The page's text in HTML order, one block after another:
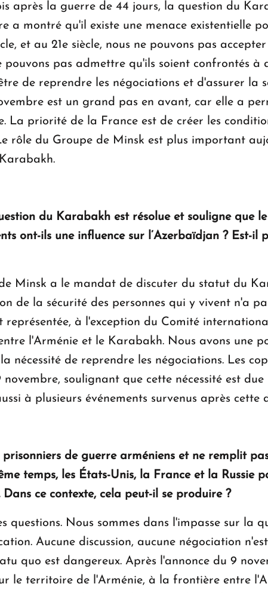
après la guerre de 44 jours, la question du
a montré qu'il existe une menace existentielle
et au 21e siècle, nous ne pouvons pas
pas admettre qu'ils soient confrontés à
de reprendre les négociations et d'assurer la
est un grand pas en avant, car elle a
La priorité de la France est de créer les
rôle du Groupe de Minsk est plus important
du Karabakh est résolue et souligne que
ont-ils une influence sur l’Azerbaïdjan ? Est-il
Minsk a le mandat de discuter du statut du
de la sécurité des personnes qui y vivent n'a
à l'exception du Comité
l'Arménie et le Karabakh. Nous avons une
nécessité de reprendre les négociations. Les
soulignant que cette nécessité est
à plusieurs événements survenus après cette
de guerre arméniens et ne remplit
temps, les États-Unis, la France et la Russie
ce contexte, cela peut-il se produire ?
questions. Nous sommes dans l'impasse sur la
Aucune discussion, aucune négociation
quo est dangereux. Après l'annonce du 9
le territoire de l'Arménie, à la frontière entre